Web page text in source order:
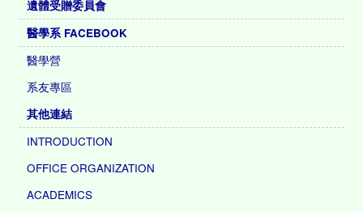
遺體受贈委員會
醫學系 FACEBOOK
醫學營
系友專區
其他連結
INTRODUCTION
OFFICE ORGANIZATION
ACADEMICS